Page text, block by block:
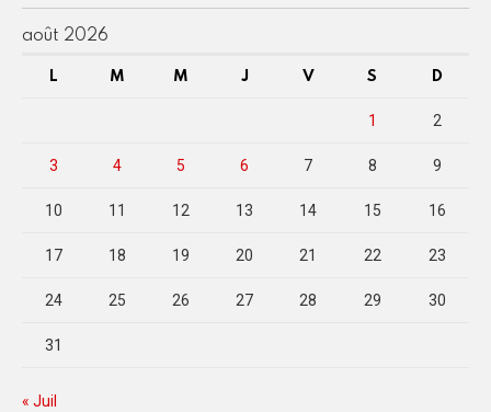
août 2026
L M M J V S D
1 2
3 4 5 6 7 8 9
10 11 12 13 14 15 16
17 18 19 20 21 22 23
24 25 26 27 28 29 30
31
« Juil